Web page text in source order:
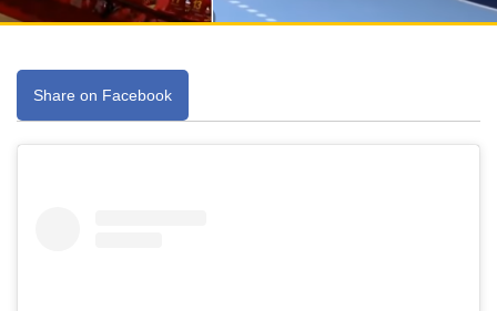
Share on Facebook